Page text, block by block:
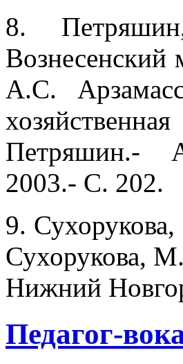
8.
А.С.
Петряшин.-
2003.- С. 202.
9.
Сухорукова,
Нижний
Педагог-